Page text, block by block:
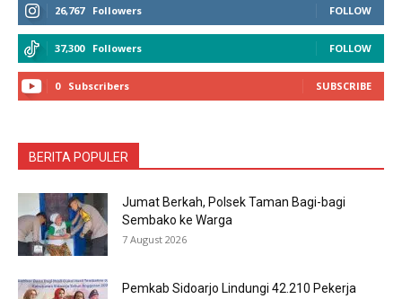
26,767 Followers FOLLOW
37,300 Followers FOLLOW
0 Subscribers SUBSCRIBE
BERITA POPULER
Jumat Berkah, Polsek Taman Bagi-bagi
Sembako ke Warga
7 August 2026
Pemkab Sidoarjo Lindungi 42.210 Pekerja